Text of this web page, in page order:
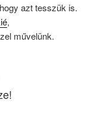
azt tesszük is.
,
művelünk.